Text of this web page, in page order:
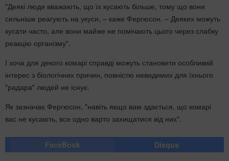
"Деякі люди вважають, що їх кусають більше, тому що вони
сильніше реагують на укуси, – каже Фергюсон. – Деяких можуть
кусати часто, але вони майже не помічають цього через слабку
реакцію організму".
І хоча для декого комарі справді можуть становити особливий
інтерес з біологічних причин, повністю невидимих для їхнього
"радара" людей не існує.
Як зазначає Фергюсон, "навіть якщо вам здається, що комарі
вас не кусають, все одно варто захищатися від них".
FaceBook Disqus